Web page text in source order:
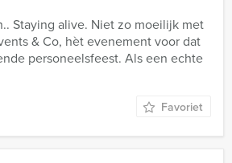
Staying alive. Niet zo moeilijk met
& Co, hèt evenement voor dat
personeelsfeest. Als een echte
Favoriet